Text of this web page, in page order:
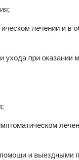
лечении и в
при оказании
помощи и выездными